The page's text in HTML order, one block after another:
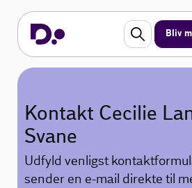
Bliv
Kontakt Cecilie
Svane
Udfyld venligst
sender en e-mail direkte til